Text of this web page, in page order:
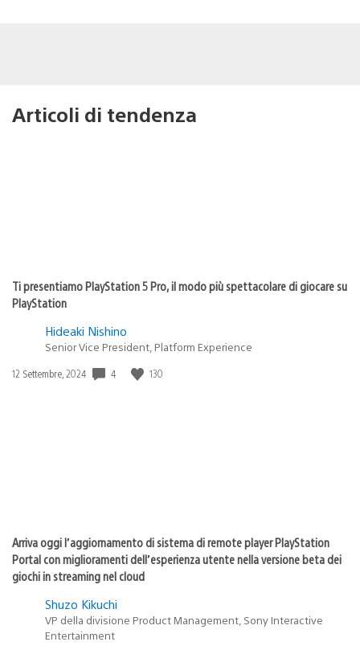
Articoli di tendenza
Ti presentiamo PlayStation 5 Pro, il modo più spettacolare di giocare su
PlayStation
Hideaki Nishino
Senior Vice President, Platform Experience
Data
12 Settembre, 2024 4 130
Arriva oggi l’aggiornamento di sistema di remote player PlayStation
Portal con miglioramenti dell’esperienza utente nella versione beta dei
giochi in streaming nel cloud
Shuzo Kikuchi
VP della divisione Product Management, Sony Interactive
Entertainment